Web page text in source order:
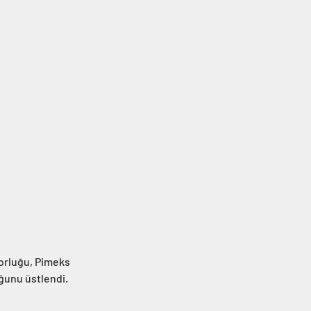
Pimeks
üstlendi.